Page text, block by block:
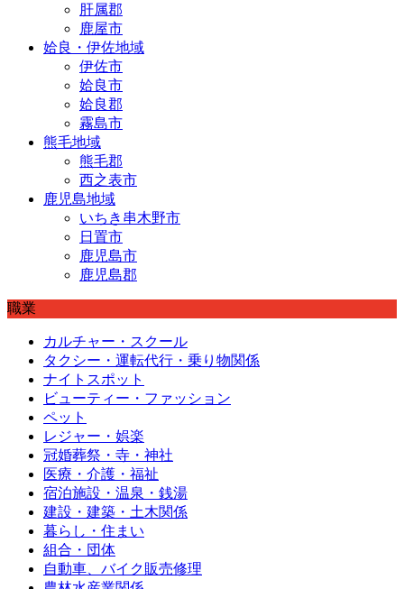
肝属郡
鹿屋市
姶良・伊佐地域
伊佐市
姶良市
姶良郡
霧島市
熊毛地域
熊毛郡
西之表市
鹿児島地域
いちき串木野市
日置市
鹿児島市
鹿児島郡
職業
カルチャー・スクール
タクシー・運転代行・乗り物関係
ナイトスポット
ビューティー・ファッション
ペット
レジャー・娯楽
冠婚葬祭・寺・神社
医療・介護・福祉
宿泊施設・温泉・銭湯
建設・建築・土木関係
暮らし・住まい
組合・団体
自動車、バイク販売修理